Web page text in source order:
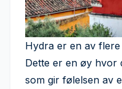
Hydra er en av flere
Dette er en øy hvor
som gir følelsen av